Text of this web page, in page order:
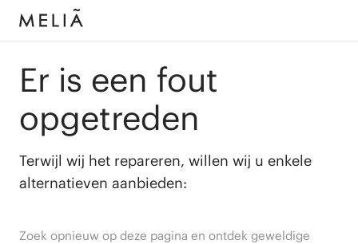
Er is een fout
opgetreden
Terwijl wij het repareren, willen wij u enkele
alternatieven aanbieden:
Zoek opnieuw op deze pagina en ontdek geweldige